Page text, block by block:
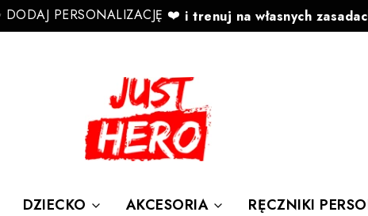
DODAJ PERSONALIZACJĘ ❤️ i trenuj na własnych
DZIECKO AKCESORIA RĘCZNIKI